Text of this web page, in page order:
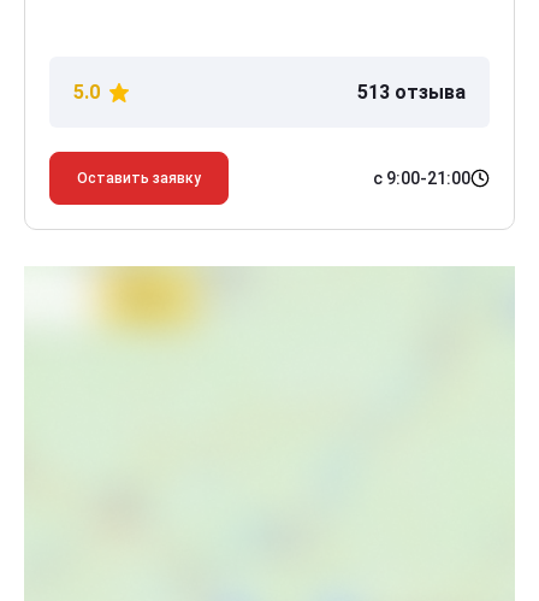
5.0 513 отзыва
Оставить заявку с 9:00-21:00